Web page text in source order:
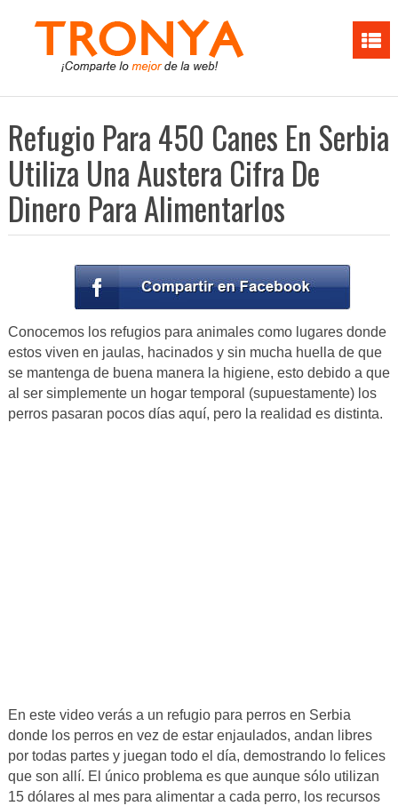
Refugio Para 450 Canes En Serbia
Utiliza Una Austera Cifra De
Dinero Para Alimentarlos
Conocemos los refugios para animales como lugares donde
estos viven en jaulas, hacinados y sin mucha huella de que
se mantenga de buena manera la higiene, esto debido a que
al ser simplemente un hogar temporal (supuestamente) los
perros pasaran pocos días aquí, pero la realidad es distinta.
En este video verás a un refugio para perros en Serbia
donde los perros en vez de estar enjaulados, andan libres
por todas partes y juegan todo el día, demostrando lo felices
que son allí. El único problema es que aunque sólo utilizan
15 dólares al mes para alimentar a cada perro, los recursos